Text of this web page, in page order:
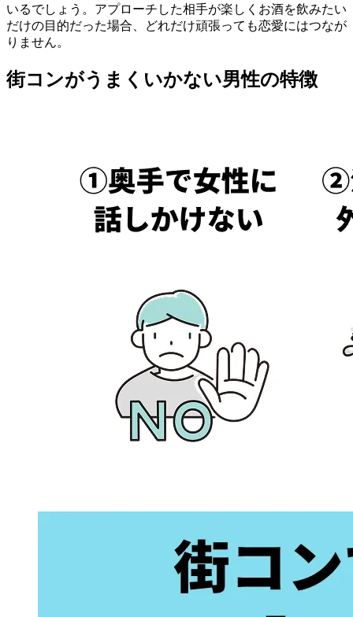
いるでしょう。アプローチした相手が楽しくお酒を飲みたい
だけの目的だった場合、どれだけ頑張っても恋愛にはつなが
りません。
街コンがうまくいかない男性の特徴